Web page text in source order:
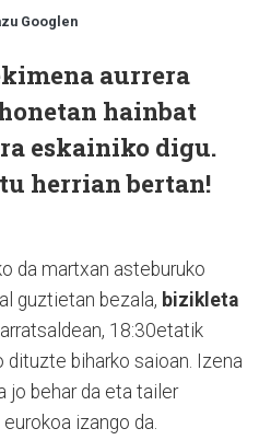
Googlen
aurrera
hainbat
eskainiko digu.
herrian bertan!
da martxan asteburuko
guztietan bezala, bizikleta
18:30etatik
dituzte biharko saioan. Izena
jo behar da eta tailer
izango da.